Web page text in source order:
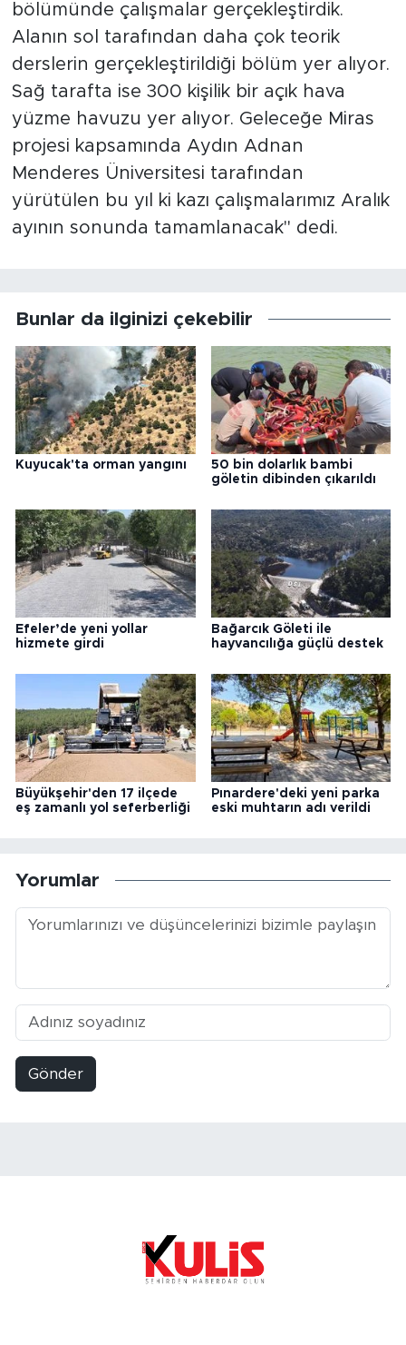
bölümünde çalışmalar gerçekleştirdik.
Alanın sol tarafından daha çok teorik
derslerin gerçekleştirildiği bölüm yer alıyor.
Sağ tarafta ise 300 kişilik bir açık hava
yüzme havuzu yer alıyor. Geleceğe Miras
projesi kapsamında Aydın Adnan
Menderes Üniversitesi tarafından
yürütülen bu yıl ki kazı çalışmalarımız Aralık
ayının sonunda tamamlanacak" dedi.
Bunlar da ilginizi çekebilir
Kuyucak'ta orman yangını
50 bin dolarlık bambi
göletin dibinden çıkarıldı
Efeler’de yeni yollar
hizmete girdi
Bağarcık Göleti ile
hayvancılığa güçlü destek
Büyükşehir'den 17 ilçede
eş zamanlı yol seferberliği
Pınardere'deki yeni parka
eski muhtarın adı verildi
Yorumlar
Gönder